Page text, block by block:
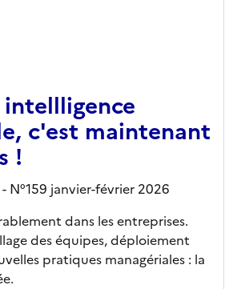
c'est maintenant
!
N°159 janvier-février 2026
dans les entreprises.
des équipes, déploiement
pratiques managériales : la